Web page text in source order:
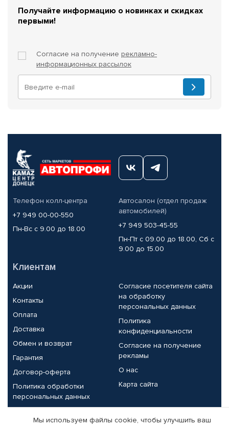
Получайте информацию о новинках и скидках
первыми!
Согласие на получение рекламно-
информационных рассылок
Телефон колл-центра
+7 949 00-00-550
Пн-Вс с 9.00 до 18.00
Автосалон (отдел продаж
автомобилей)
+7 949 503-45-55
Пн-Пт с 09.00 до 18.00, Сб с
9.00 до 15.00
Клиентам
Акции
Контакты
Оплата
Доставка
Обмен и возврат
Гарантия
Договор-оферта
Политика обработки
персональных данных
Согласие посетителя сайта
на обработку
персональных данных
Политика
конфиденциальности
Согласие на получение
рекламы
О нас
Карта сайта
Партнерам
Мы используем файлы cookie, чтобы улучшить ваш